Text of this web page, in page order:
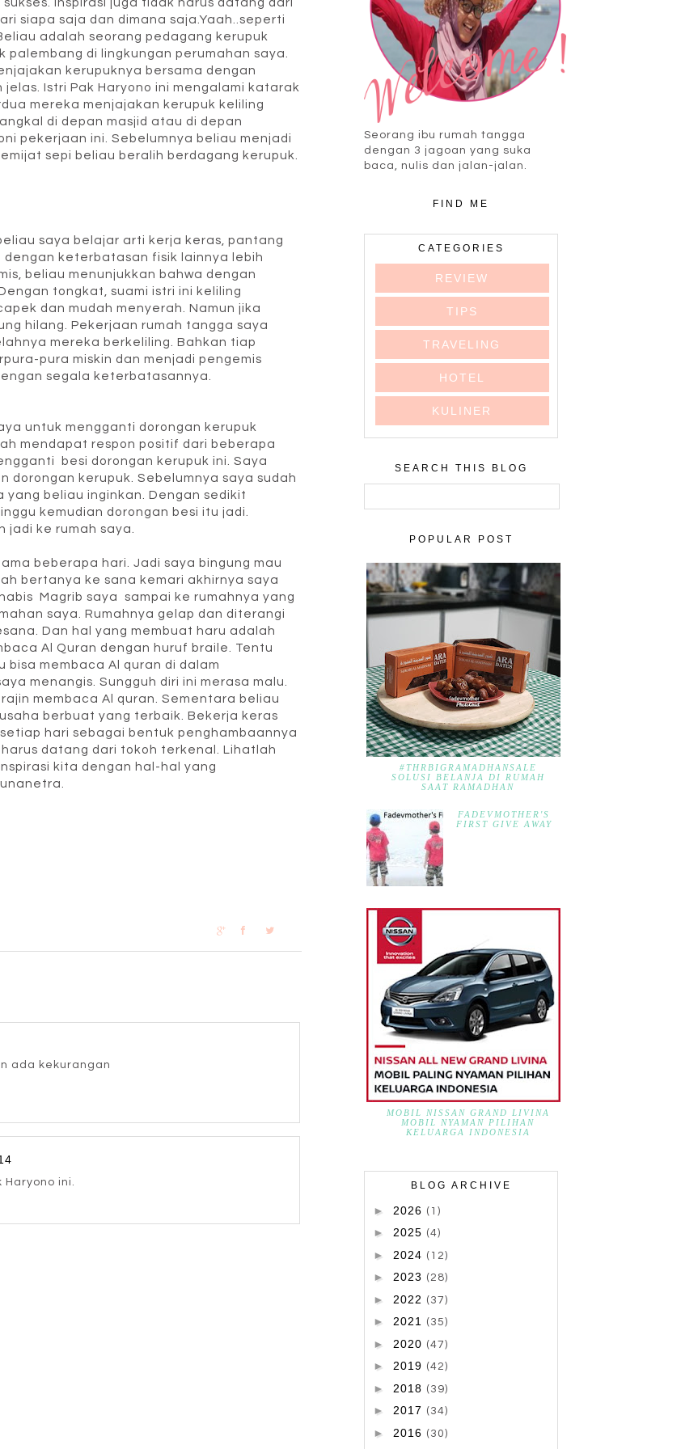
siapa saja dan dimana saja.Yaah..seperti
adalah seorang pedagang kerupuk
di lingkungan perumahan saya.
kerupuknya bersama dengan
Istri Pak Haryono ini mengalami katarak
mereka menjajakan kerupuk keliling
di depan masjid atau di depan
pekerjaan ini. Sebelumnya beliau menjadi
sepi beliau beralih berdagang kerupuk.
saya belajar arti kerja keras, pantang
keterbatasan fisik lainnya lebih
beliau menunjukkan bahwa dengan
tongkat, suami istri ini keliling
dan mudah menyerah. Namun jika
hilang. Pekerjaan rumah tangga saya
mereka berkeliling. Bahkan tiap
pura miskin dan menjadi pengemis
segala keterbatasannya.
untuk mengganti dorongan kerupuk
mendapat respon positif dari beberapa
besi dorongan kerupuk ini. Saya
dorongan kerupuk. Sebelumnya saya sudah
yang beliau inginkan. Dengan sedikit
kemudian dorongan besi itu jadi.
jadi ke rumah saya.
beberapa hari. Jadi saya bingung mau
bertanya ke sana kemari akhirnya saya
Magrib saya sampai ke rumahnya yang
saya. Rumahnya gelap dan diterangi
Dan hal yang membuat haru adalah
Al Quran dengan huruf braile. Tentu
membaca Al quran di dalam
menangis. Sungguh diri ini merasa malu.
membaca Al quran. Sementara beliau
berbuat yang terbaik. Bekerja keras
hari sebagai bentuk penghambaannya
datang dari tokoh terkenal. Lihatlah
kita dengan hal-hal yang
ada kekurangan
ini.
Seorang ibu rumah tangga
dengan 3 jagoan yang suka
baca, nulis dan jalan-jalan.
FIND ME
CATEGORIES
REVIEW
TIPS
TRAVELING
HOTEL
KULINER
SEARCH THIS BLOG
POPULAR POST
#THRBIGRAMADHANSALE
SOLUSI BELANJA DI RUMAH
SAAT RAMADHAN
FADEVMOTHER'S
FIRST GIVE AWAY
MOBIL NISSAN GRAND LIVINA
MOBIL NYAMAN PILIHAN
KELUARGA INDONESIA
BLOG ARCHIVE
► 2026 (1)
► 2025 (4)
► 2024 (12)
► 2023 (28)
► 2022 (37)
► 2021 (35)
► 2020 (47)
► 2019 (42)
► 2018 (39)
► 2017 (34)
► 2016 (30)